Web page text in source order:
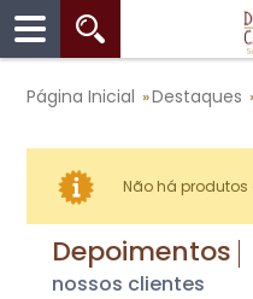
Página Inicial »Destaques
Não há
Depoimentos
nossos clientes